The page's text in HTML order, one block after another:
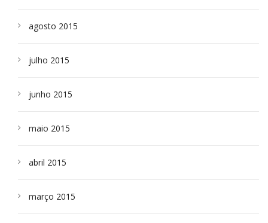
agosto 2015
julho 2015
junho 2015
maio 2015
abril 2015
março 2015